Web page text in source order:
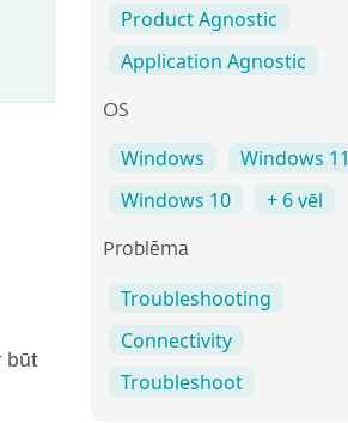
būt
Product Agnostic
Application Agnostic
OS
Windows
Windows 11
Windows 10
+ 6 vēl
Problēma
Troubleshooting
Connectivity
Troubleshoot